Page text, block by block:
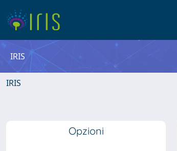
IRIS
IRIS
Opzioni